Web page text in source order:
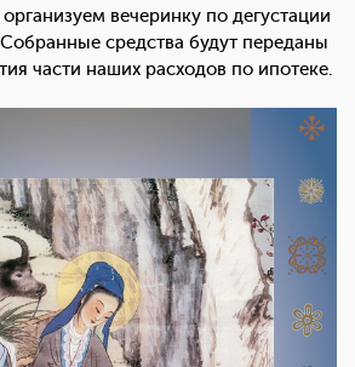
вечеринку по дегустации
средства будут переданы
части наших расходов по ипотеке.